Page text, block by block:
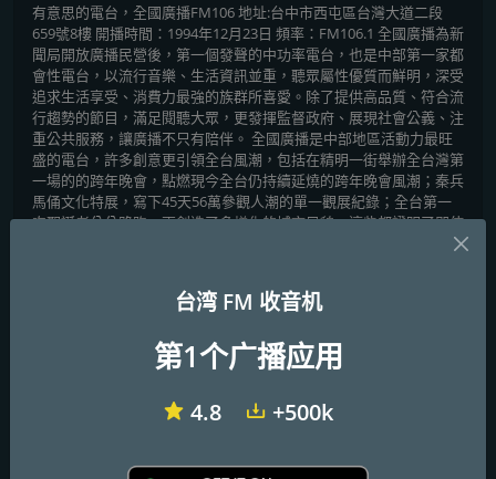
有意思的電台，全國廣播FM106 地址:台中市西屯區台灣大道二段
659號8樓 開播時間：1994年12月23日 頻率：FM106.1 全國廣播為新
聞局開放廣播民營後，第一個發聲的中功率電台，也是中部第一家都
會性電台，以流行音樂、生活資訊並重，聽眾屬性優質而鮮明，深受
追求生活享受、消費力最強的族群所喜愛。除了提供高品質、符合流
行趨勢的節目，滿足閱聽大眾，更發揮監督政府、展現社會公義、注
重公共服務，讓廣播不只有陪伴。 全國廣播是中部地區活動力最旺
盛的電台，許多創意更引領全台風潮，包括在精明一街舉辦全台灣第
一場的的跨年晚會，點燃現今全台仍持續延燒的跨年晚會風潮；秦兵
馬俑文化特展，寫下45天56萬參觀人潮的單一觀展紀錄；全台第一
次聖誕老公公路跑，更創造了多樣化的城市風貌，這些都證明了即使
從活動執行、主持、宣傳三方面無償協助，另外瑪麗亞社會福利基金
會及惠明學校，全國廣播也陸續以和活動結合來幫助他們。 廣播不
播、網頁、Youtube影音，讓廣播被看見，在科技的平台上，未來全
國廣播也將堅持熱情與活力，創造更多廣播的美好。 知名節目 早安
台湾 FM 收音机
第1个广播应用
4.8 +500k